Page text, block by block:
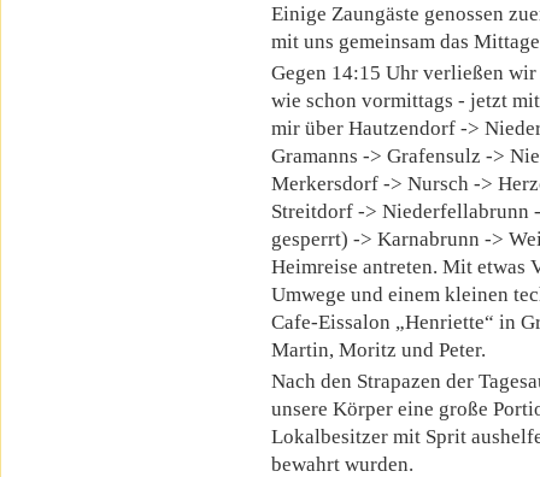
Einige Zaungäste genossen
mit uns gemeinsam das
Gegen 14:15 Uhr verließen
wie schon vormittags - jetzt
mir über Hautzendorf ->
Gramanns -> Grafensulz ->
Merkersdorf -> Nursch ->
Streitdorf -> Niederfellabrunn
gesperrt) -> Karnabrunn ->
Heimreise antreten. Mit etwas
Umwege und einem kleinen
Cafe-Eissalon „Henriette“ in
Martin, Moritz und Peter.
Nach den Strapazen der
unsere Körper eine große
Lokalbesitzer mit Sprit
bewahrt wurden.